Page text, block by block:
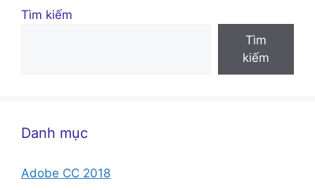
Tìm kiếm
Tìm
kiếm
Danh mục
Adobe CC 2018